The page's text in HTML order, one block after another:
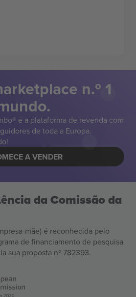
n.º 1
é a plataforma de revenda com
de toda a Europa.
A VENDER
da Comissão da
mãe) é reconhecida pelo
de financiamento de pesquisa
sua proposta nº 782393.